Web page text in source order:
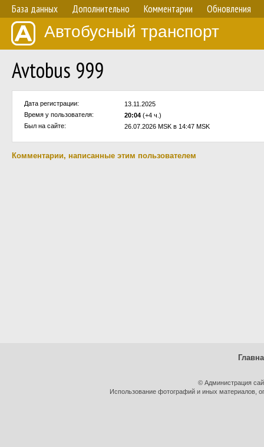
База данных Дополнительно Комментарии Обновления
Автобусный транспорт
Avtobus 999
Дата регистрации:
13.11.2025
Время у пользователя:
20:04 (+4 ч.)
Был на сайте:
26.07.2026 MSK в 14:47 MSK
Комментарии, написанные этим пользователем
© Администрация
Использование фотографий и иных материалов,